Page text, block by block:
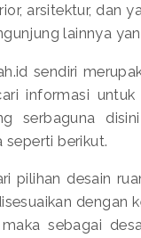
arsitektur, dan
lainnya
sendiri
informasi
serbaguna
seperti berikut.
pilihan desain
dengan
sebagai